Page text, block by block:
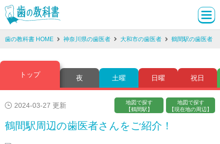
歯の教科書 HOME 神奈川県の歯医者 大和市の歯医者 鶴間駅の歯医者
トップ 夜 土曜 日曜 祝日
2024-03-27 更新
地図で探す
【鶴間駅】
地図で探す
【現在地の周辺】
鶴間駅周辺の歯医者さんをご紹介！